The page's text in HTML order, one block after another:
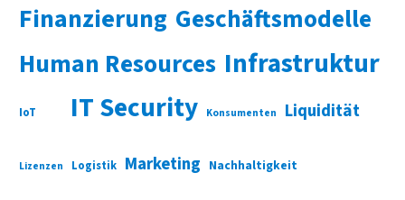
Finanzierung Geschäftsmodelle
Human Resources Infrastruktur
IoT IT Security Konsumenten Liquidität
Lizenzen Logistik Marketing Nachhaltigkeit